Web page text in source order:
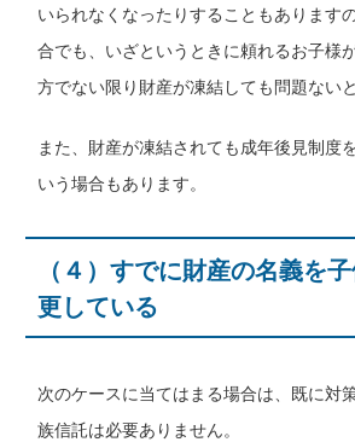
いられなくなったりすることもあります
合でも、いざというときに頼れるお子様
方でない限り財産が凍結しても問題ない
また、財産が凍結されても成年後見制度
いう場合もあります。
（４）すでに財産の名義を
更している
次のケースに当てはまる場合は、既に対
族信託は必要ありません。